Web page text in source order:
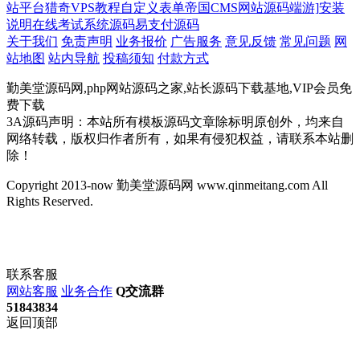
站平台猎奇VPS教程自定义表单帝国CMS网站源码端游]安装
说明在线考试系统源码易支付源码
关于我们 免责声明 业务报价 广告服务 意见反馈 常见问题 网
站地图 站内导航 投稿须知 付款方式
勤美堂源码网,php网站源码之家,站长源码下载基地,VIP会员免
费下载
3A源码声明：本站所有模板源码文章除标明原创外，均来自
网络转载，版权归作者所有，如果有侵犯权益，请联系本站删
除！
Copyright 2013-now 勤美堂源码网 www.qinmeitang.com All
Rights Reserved.
联系客服
网站客服 业务合作 Q交流群
51843834
返回顶部